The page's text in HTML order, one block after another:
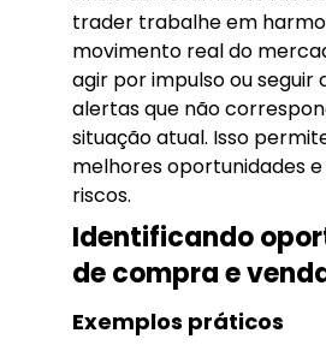
trader trabalhe em
movimento real do
agir por impulso ou seguir
alertas que não
situação atual. Isso
melhores oportunidades
riscos.
Identificando
de compra e
Exemplos práticos